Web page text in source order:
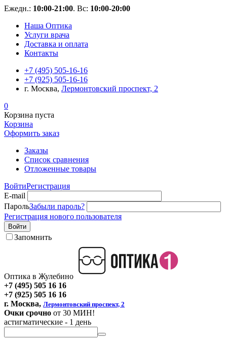
Ежедн.: 10:00-21:00. Вс: 10:00-20:00
Наша Оптика
Услуги врача
Доставка и оплата
Контакты
+7 (495) 505-16-16
+7 (925) 505-16-16
г. Москва, Лермонтовский проспект, 2
0
Корзина пуста
Корзина
Оформить заказ
Заказы
Список сравнения
Отложенные товары
ВойтиРегистрация
E-mail
ПарольЗабыли пароль?
Регистрация нового пользователя
Войти
Запомнить
Оптика в Жулебино
+7 (495) 505 16 16
+7 (925) 505 16 16
г. Москва, Лермонтовский проспект, 2
Очки срочно от 30 МИН!
астигматические - 1 день